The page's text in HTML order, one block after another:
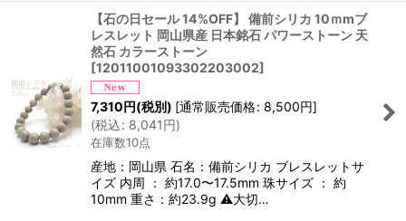
【石の日セール 14%OFF】 備前シリカ 10ｍmブ
レスレット 岡山県産 日本銘石 パワーストーン 天
然石 カラーストーン
[12011001093302203002]
7,310円(税別) [通常販売価格: 8,500円]
(税込: 8,041円)
在庫数10点
産地：岡山県 石名：備前シリカ ブレスレットサ
イズ 内周 ： 約17.0〜17.5mm 珠サイズ ： 約
10mm 重さ：約23.9g ⚠大切…